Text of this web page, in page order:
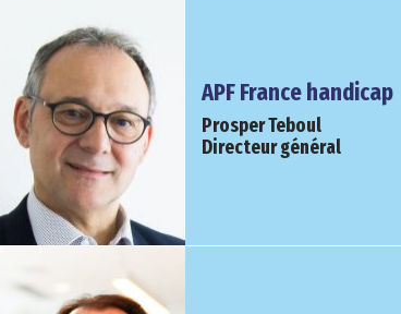
APF France handicap
Prosper Teboul
Directeur général